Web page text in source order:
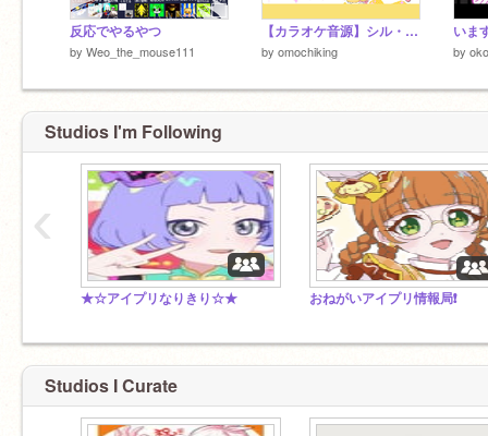
反応でやるやつ
by Weo_the_mouse111
【カラオケ音源】シル・ヴ・プレジデント
by omochiking
いま
by
Studios I'm Following
★☆アイプリなりきり☆★ おねがいアイプリ情報局❗️
‹
Studios I Curate